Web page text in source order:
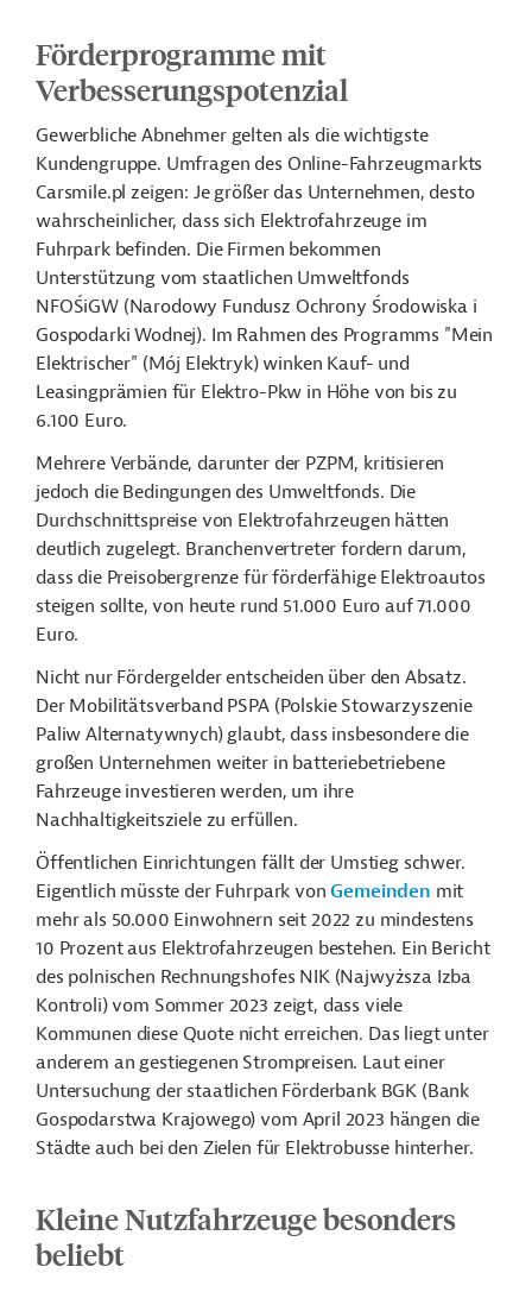
Förderprogramme mit
Verbesserungspotenzial
Gewerbliche Abnehmer gelten als die wichtigste
Kundengruppe. Umfragen des Online-Fahrzeugmarkts
Carsmile.pl zeigen: Je größer das Unternehmen, desto
wahrscheinlicher, dass sich Elektrofahrzeuge im
Fuhrpark befinden. Die Firmen bekommen
Unterstützung vom staatlichen Umweltfonds
NFOŚiGW (Narodowy Fundusz Ochrony Środowiska i
Gospodarki Wodnej). Im Rahmen des Programms "Mein
Elektrischer" (Mój Elektryk) winken Kauf- und
Leasingprämien für Elektro-Pkw in Höhe von bis zu
6.100 Euro.
Mehrere Verbände, darunter der PZPM, kritisieren
jedoch die Bedingungen des Umweltfonds. Die
Durchschnittspreise von Elektrofahrzeugen hätten
deutlich zugelegt. Branchenvertreter fordern darum,
dass die Preisobergrenze für förderfähige Elektroautos
steigen sollte, von heute rund 51.000 Euro auf 71.000
Euro.
Nicht nur Fördergelder entscheiden über den Absatz.
Der Mobilitätsverband PSPA (Polskie Stowarzyszenie
Paliw Alternatywnych) glaubt, dass insbesondere die
großen Unternehmen weiter in batteriebetriebene
Fahrzeuge investieren werden, um ihre
Nachhaltigkeitsziele zu erfüllen.
Öffentlichen Einrichtungen fällt der Umstieg schwer.
Eigentlich müsste der Fuhrpark vonGemeinden mit
mehr als 50.000 Einwohnern seit 2022 zu mindestens
10 Prozent aus Elektrofahrzeugen bestehen. Ein Bericht
des polnischen Rechnungshofes NIK (Najwyższa Izba
Kontroli) vom Sommer 2023 zeigt, dass viele
Kommunen diese Quote nicht erreichen. Das liegt unter
anderem an gestiegenen Strompreisen. Laut einer
Untersuchung der staatlichen Förderbank BGK (Bank
Gospodarstwa Krajowego) vom April 2023 hängen die
Städte auch bei den Zielen für Elektrobusse hinterher.
Kleine Nutzfahrzeuge besonders
beliebt